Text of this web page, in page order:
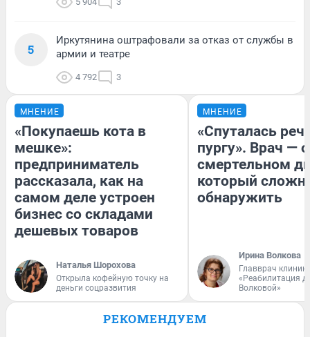
5
Иркутянина оштрафовали за отказ от службы в
армии и театре
4 792 3
МНЕНИЕ
«Покупаешь кота в
мешке»:
предприниматель
рассказала, как на
самом деле устроен
бизнес со складами
дешевых товаров
Наталья Шорохова
Открыла кофейную точку на
деньги соцразвития
МНЕНИЕ
«Спуталась
пургу». Врач — о
смертельном
который
обнаружить
Ирина Волкова
Главврач
«Реабилитация
Волковой»
РЕКОМЕНДУЕМ